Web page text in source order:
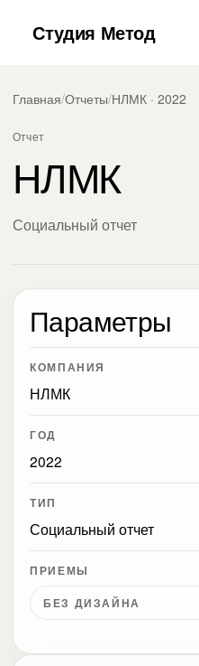
Студия Метод
Главная/Отчеты/НЛМК · 2022
Отчет
НЛМК
Социальный отчет
Параметры
КОМПАНИЯ
НЛМК
ГОД
2022
ТИП
Социальный отчет
ПРИЕМЫ
БЕЗ ДИЗАЙНА